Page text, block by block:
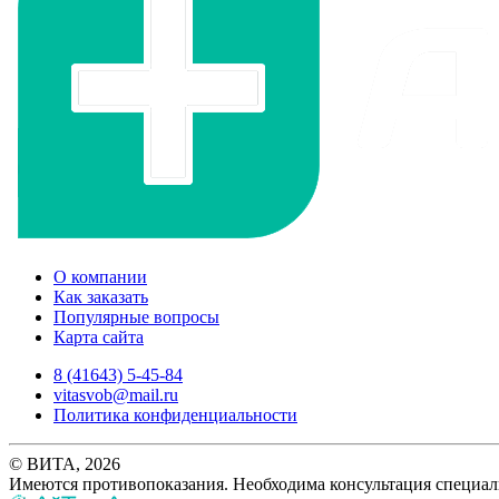
О компании
Как заказать
Популярные вопросы
Карта сайта
8 (41643) 5-45-84
vitasvob@mail.ru
Политика конфиденциальности
© ВИТА, 2026
Имеются противопоказания. Необходима консультация